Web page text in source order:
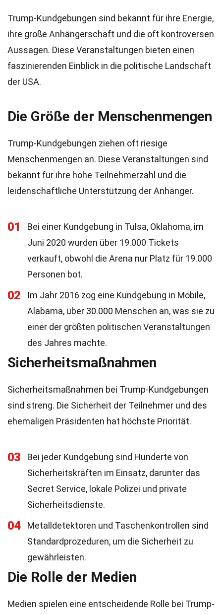
Trump-Kundgebungen sind bekannt für ihre Energie,
ihre große Anhängerschaft und die oft kontroversen
Aussagen. Diese Veranstaltungen bieten einen
faszinierenden Einblick in die politische Landschaft
der USA.
Die Größe der Menschenmengen
Trump-Kundgebungen ziehen oft riesige
Menschenmengen an. Diese Veranstaltungen sind
bekannt für ihre hohe Teilnehmerzahl und die
leidenschaftliche Unterstützung der Anhänger.
01
Bei einer Kundgebung in Tulsa, Oklahoma, im
Juni 2020 wurden über 19.000 Tickets
verkauft, obwohl die Arena nur Platz für 19.000
Personen bot.
02
Im Jahr 2016 zog eine Kundgebung in Mobile,
Alabama, über 30.000 Menschen an, was sie zu
einer der größten politischen Veranstaltungen
des Jahres machte.
Sicherheitsmaßnahmen
Sicherheitsmaßnahmen bei Trump-Kundgebungen
sind streng. Die Sicherheit der Teilnehmer und des
ehemaligen Präsidenten hat höchste Priorität.
03
Bei jeder Kundgebung sind Hunderte von
Sicherheitskräften im Einsatz, darunter das
Secret Service, lokale Polizei und private
Sicherheitsdienste.
04
Metalldetektoren und Taschenkontrollen sind
Standardprozeduren, um die Sicherheit zu
gewährleisten.
Die Rolle der Medien
Medien spielen eine entscheidende Rolle bei Trump-